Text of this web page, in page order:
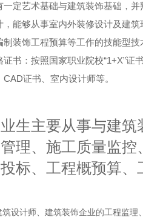
定艺术基础与建筑装饰基础，并
能够从事室内外装修设计及建筑
装饰工程预算等工作的技能型技
书：按照国家职业院校“1+X”证
证书、室内设计师等。
生主要从事与建
理、施工质量监
标、工程概预算
设计师、建筑装饰企业的工程监理